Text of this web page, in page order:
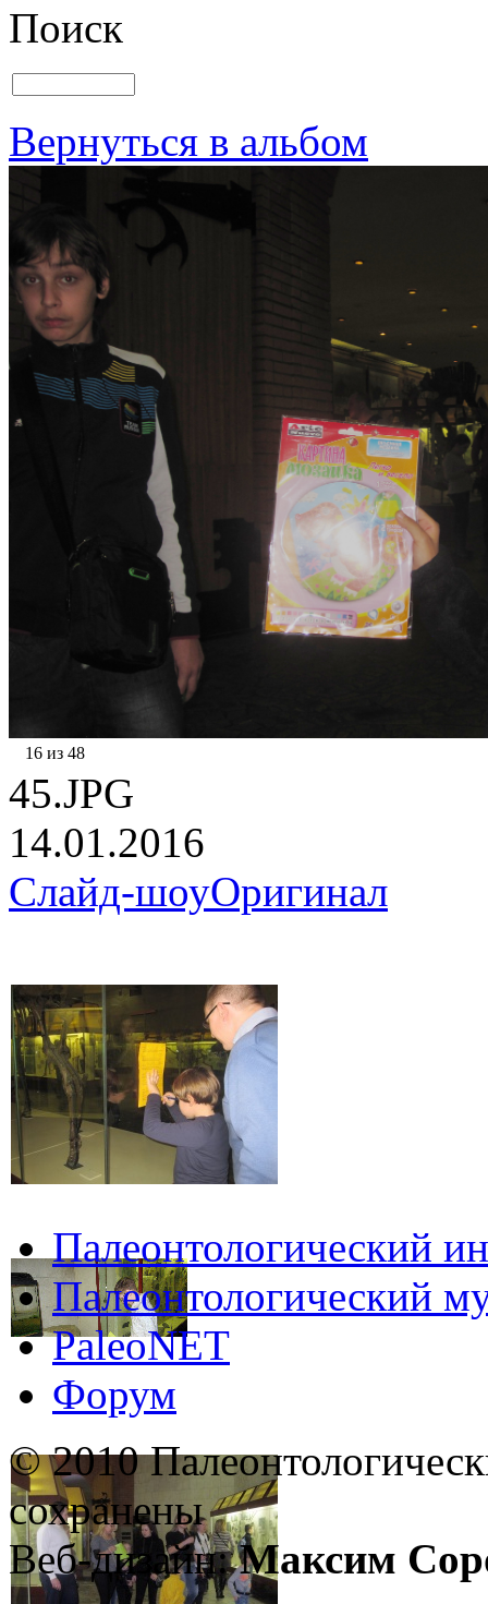
Поиск
Вернуться в альбом
16 из 48
45.JPG
14.01.2016
Слайд-шоуОригинал
Палеонтологический
Палеонтологический
PaleoNET
Форум
© 2010
сохранены
Веб-дизайн:Максим